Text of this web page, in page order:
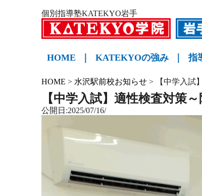
個別指導塾KATEKYO岩手
HOME KATEKYOの強み 指
HOME > 水沢駅前校お知らせ > 【中学入試
【中学入試】適性検査対策
公開日:2025/07/16/